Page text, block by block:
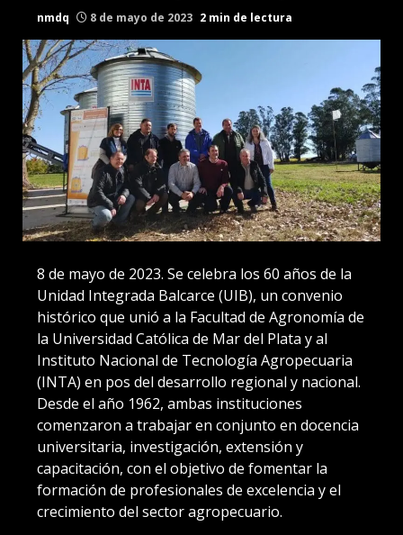
nmdq 8 de mayo de 2023 2 min de lectura
8 de mayo de 2023. Se celebra los 60 años de la
Unidad Integrada Balcarce (UIB), un convenio
histórico que unió a la Facultad de Agronomía de
la Universidad Católica de Mar del Plata y al
Instituto Nacional de Tecnología Agropecuaria
(INTA) en pos del desarrollo regional y nacional.
Desde el año 1962, ambas instituciones
comenzaron a trabajar en conjunto en docencia
universitaria, investigación, extensión y
capacitación, con el objetivo de fomentar la
formación de profesionales de excelencia y el
crecimiento del sector agropecuario.